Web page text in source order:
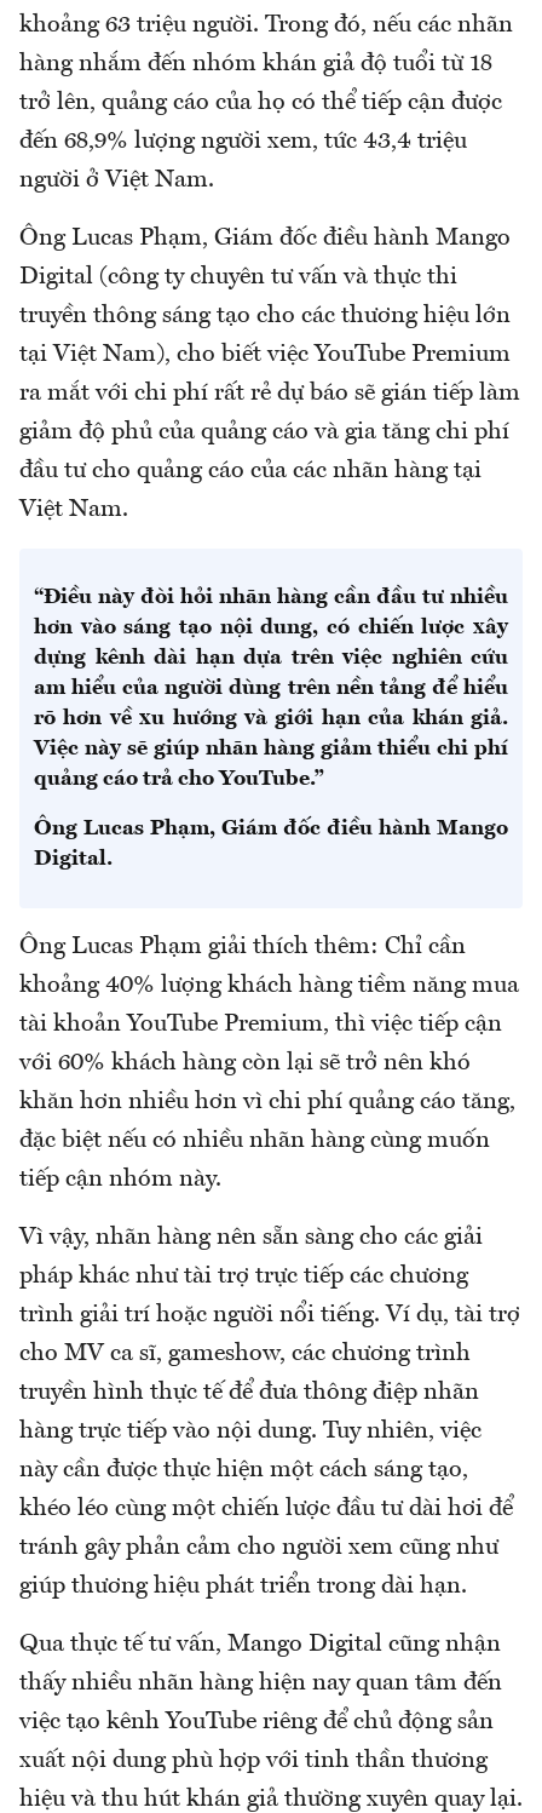
khoảng 63 triệu người. Trong đó, nếu các nhãn
hàng nhắm đến nhóm khán giả độ tuổi từ 18
trở lên, quảng cáo của họ có thể tiếp cận được
đến 68,9% lượng người xem, tức 43,4 triệu
người ở Việt Nam.
Ông Lucas Phạm, Giám đốc điều hành Mango
Digital (công ty chuyên tư vấn và thực thi
truyền thông sáng tạo cho các thương hiệu lớn
tại Việt Nam), cho biết việc YouTube Premium
ra mắt với chi phí rất rẻ dự báo sẽ gián tiếp làm
giảm độ phủ của quảng cáo và gia tăng chi phí
đầu tư cho quảng cáo của các nhãn hàng tại
Việt Nam.
“Điều này đòi hỏi nhãn hàng cần đầu tư nhiều
hơn vào sáng tạo nội dung, có chiến lược xây
dựng kênh dài hạn dựa trên việc nghiên cứu
am hiểu của người dùng trên nền tảng để hiểu
rõ hơn về xu hướng và giới hạn của khán giả.
Việc này sẽ giúp nhãn hàng giảm thiểu chi phí
quảng cáo trả cho YouTube.”
Ông Lucas Phạm, Giám đốc điều hành Mango
Digital.
Ông Lucas Phạm giải thích thêm: Chỉ cần
khoảng 40% lượng khách hàng tiềm năng mua
tài khoản YouTube Premium, thì việc tiếp cận
với 60% khách hàng còn lại sẽ trở nên khó
khăn hơn nhiều hơn vì chi phí quảng cáo tăng,
đặc biệt nếu có nhiều nhãn hàng cùng muốn
tiếp cận nhóm này.
Vì vậy, nhãn hàng nên sẵn sàng cho các giải
pháp khác như tài trợ trực tiếp các chương
trình giải trí hoặc người nổi tiếng. Ví dụ, tài trợ
cho MV ca sĩ, gameshow, các chương trình
truyền hình thực tế để đưa thông điệp nhãn
hàng trực tiếp vào nội dung. Tuy nhiên, việc
này cần được thực hiện một cách sáng tạo,
khéo léo cùng một chiến lược đầu tư dài hơi để
tránh gây phản cảm cho người xem cũng như
giúp thương hiệu phát triển trong dài hạn.
Qua thực tế tư vấn, Mango Digital cũng nhận
thấy nhiều nhãn hàng hiện nay quan tâm đến
việc tạo kênh YouTube riêng để chủ động sản
xuất nội dung phù hợp với tinh thần thương
hiệu và thu hút khán giả thường xuyên quay lại.